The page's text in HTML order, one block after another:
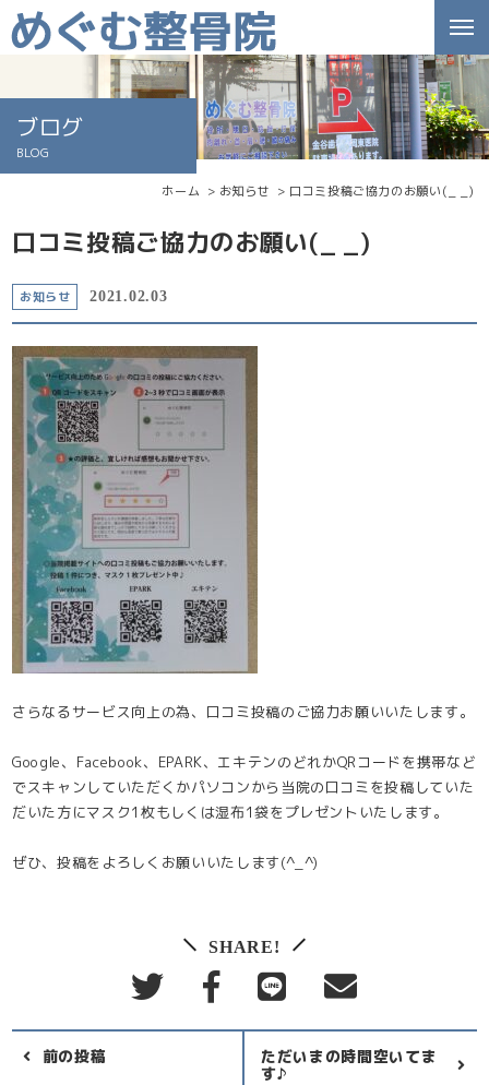
ブログ
BLOG
ホーム お知らせ 口コミ投稿ご協力のお願い(_ _)
口コミ投稿ご協力のお願い(_ _)
お知らせ 2021.02.03
さらなるサービス向上の為、口コミ投稿のご協力お願いいたします。
Google、Facebook、EPARK、エキテンのどれかQRコードを携帯など
でスキャンしていただくかパソコンから当院の口コミを投稿していた
だいた方にマスク1枚もしくは湿布1袋をプレゼントいたします。
ぜひ、投稿をよろしくお願いいたします(^_^)
SHARE!
前の投稿
ただいまの時間空いてま
す♪